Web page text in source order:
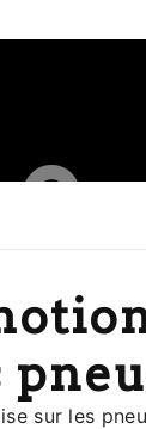
sur les
Adresse